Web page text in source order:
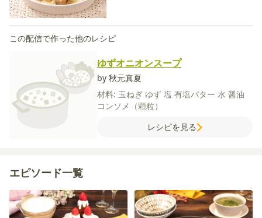
この配信で作った他のレシピ
ゆずオニオンスープ
by 秋元真夏
材料: 玉ねぎ ゆず 塩 有塩バター 水 醤油
コンソメ（顆粒）
レシピを見る
エピソード一覧